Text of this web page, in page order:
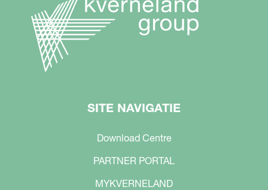
SITE NAVIGATIE
Download Centre
PARTNER PORTAL
MYKVERNELAND